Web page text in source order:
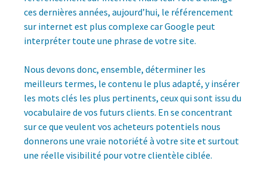
ces dernières années, aujourd’hui, le référencement
sur internet est plus complexe car Google peut
interpréter toute une phrase de votre site.
Nous devons donc, ensemble, déterminer les
meilleurs termes, le contenu le plus adapté, y insérer
les mots clés les plus pertinents, ceux qui sont issu du
vocabulaire de vos futurs clients. En se concentrant
sur ce que veulent vos acheteurs potentiels nous
donnerons une vraie notoriété à votre site et surtout
une réelle visibilité pour votre clientèle ciblée.